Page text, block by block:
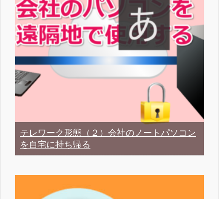
テレワーク形態（２）会社のノートパソコン
を自宅に持ち帰る